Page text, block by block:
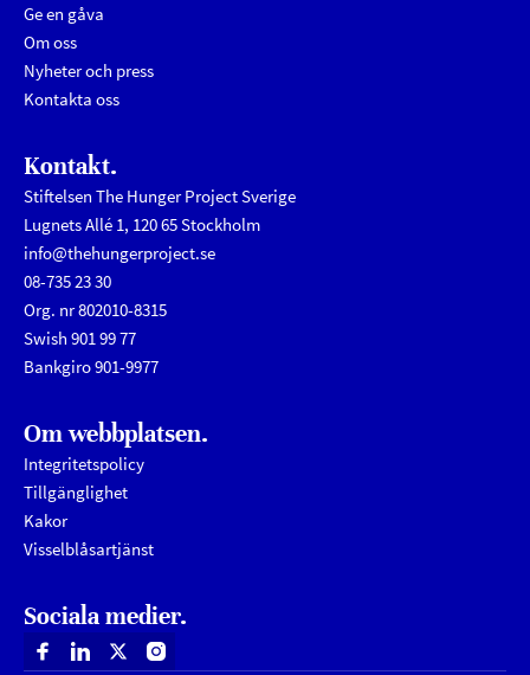
Ge en gåva
Om oss
Nyheter och press
Kontakta oss
Kontakt.
Stiftelsen The Hunger Project Sverige
Lugnets Allé 1, 120 65 Stockholm
info@thehungerproject.se
08-735 23 30
Org. nr 802010-8315
Swish 901 99 77
Bankgiro 901-9977
Om webbplatsen.
Integritetspolicy
Tillgänglighet
Kakor
Visselblåsartjänst
Sociala medier.
Facebook
Linkedin
X Instagram